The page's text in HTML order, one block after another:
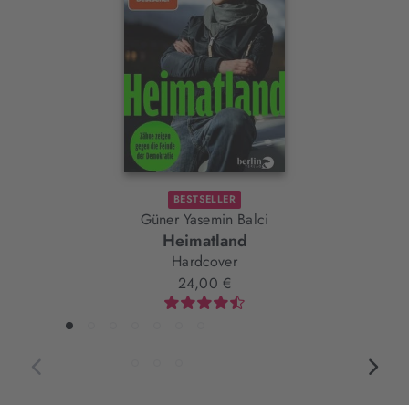
BESTSELLER
Güner Yasemin Balci
Heimatland
Hardcover
24,00 €